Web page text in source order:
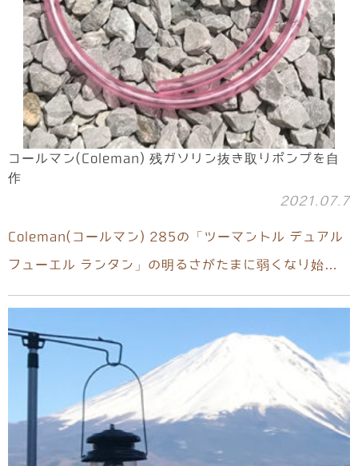
コールマン(Coleman) 残ガソリン抜き取りポンプを自
作
2021.07.7
Coleman(コールマン) 285の「ツーマントル デュアル
フューエル ランタン」の明るさがたまに弱くなり始…